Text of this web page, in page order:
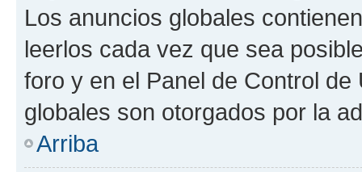
Los anuncios globales
leerlos cada vez que sea
foro y en el Panel de Control
globales son otorgados por la
Arriba